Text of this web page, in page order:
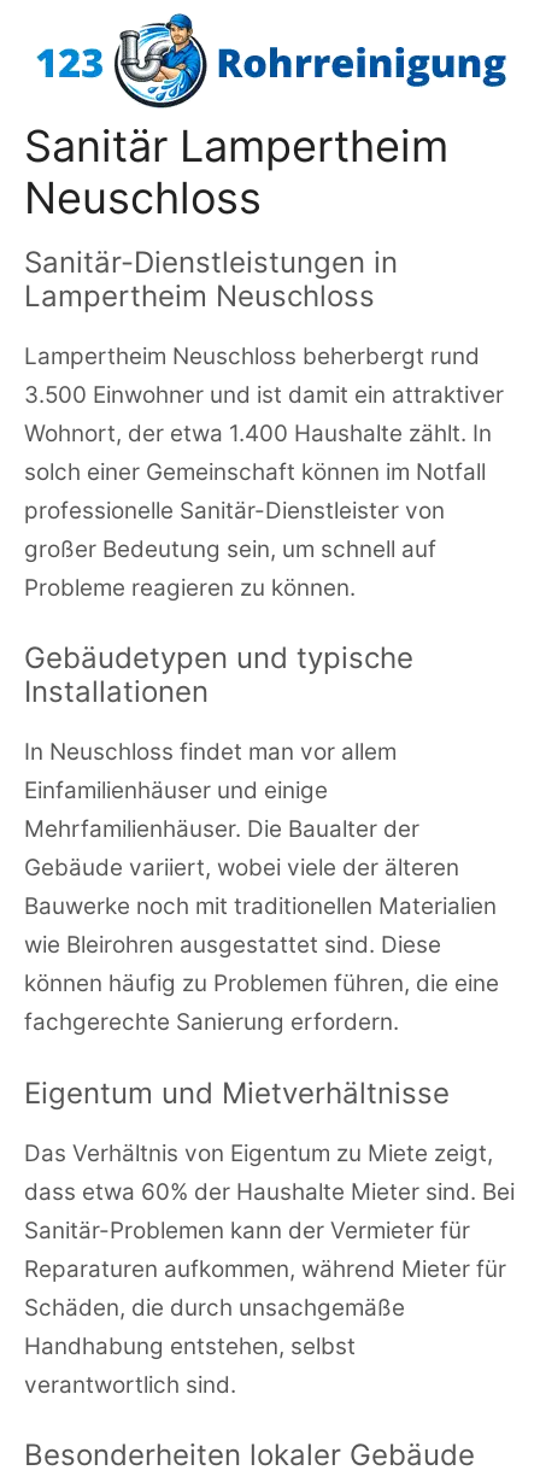
Inhalt
Sanitär Lampertheim
Neuschloss
Sanitär-Dienstleistungen in
Lampertheim Neuschloss
Lampertheim Neuschloss beherbergt rund
3.500 Einwohner und ist damit ein attraktiver
Wohnort, der etwa 1.400 Haushalte zählt. In
solch einer Gemeinschaft können im Notfall
professionelle Sanitär-Dienstleister von
großer Bedeutung sein, um schnell auf
Probleme reagieren zu können.
Gebäudetypen und typische
Installationen
In Neuschloss findet man vor allem
Einfamilienhäuser und einige
Mehrfamilienhäuser. Die Baualter der
Gebäude variiert, wobei viele der älteren
Bauwerke noch mit traditionellen Materialien
wie Bleirohren ausgestattet sind. Diese
können häufig zu Problemen führen, die eine
fachgerechte Sanierung erfordern.
Eigentum und Mietverhältnisse
Das Verhältnis von Eigentum zu Miete zeigt,
dass etwa 60% der Haushalte Mieter sind. Bei
Sanitär-Problemen kann der Vermieter für
Reparaturen aufkommen, während Mieter für
Schäden, die durch unsachgemäße
Handhabung entstehen, selbst
verantwortlich sind.
Besonderheiten lokaler Gebäude